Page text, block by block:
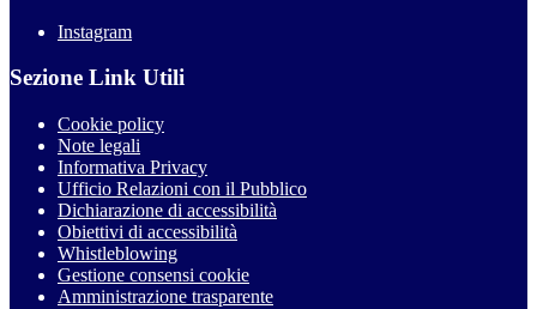
Instagram
Sezione Link Utili
Cookie policy
Note legali
Informativa Privacy
Ufficio Relazioni con il Pubblico
Dichiarazione di accessibilità
Obiettivi di accessibilità
Whistleblowing
Gestione consensi cookie
Amministrazione trasparente